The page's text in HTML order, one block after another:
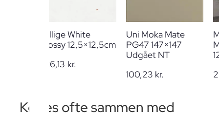
Zellige White
Glossy 12,5×12,5cm
226,13 kr.
Uni Moka Mate
PG47 147×147
Udgået NT
100,23 kr.
Købes ofte sammen med